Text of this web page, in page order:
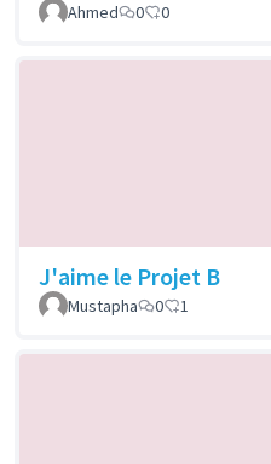
Ahmed 0 0
J'aime le Projet B
Mustapha 0 1